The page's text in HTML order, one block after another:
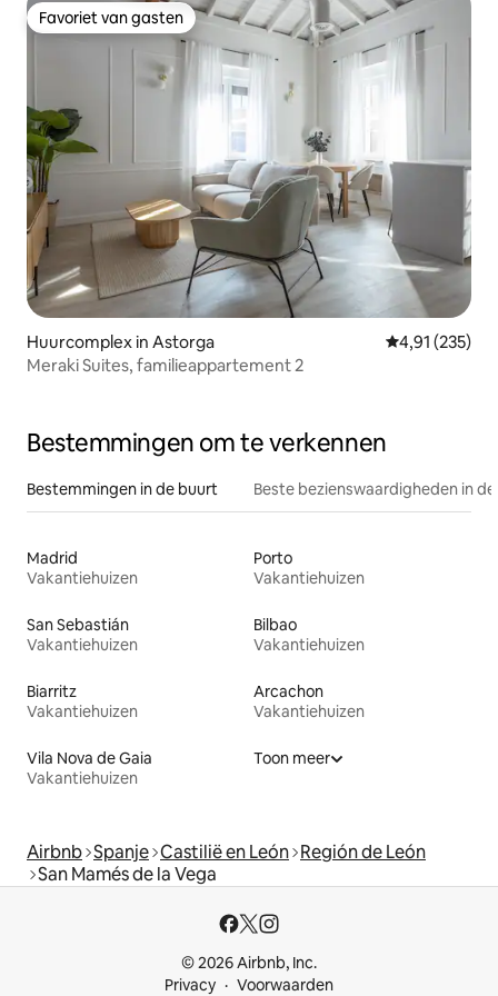
Favoriet van gasten
Favoriet van gasten
Huurcomplex in Astorga Gemiddelde
4,91 (235)
Meraki Suites, familieappartement 2
Bestemmingen om te verkennen
Bestemmingen in de buurt Beste bezienswaardigheden in
Madrid
Vakantiehuizen
Porto
Vakantiehuizen
San Sebastián
Vakantiehuizen
Bilbao
Vakantiehuizen
Biarritz
Vakantiehuizen
Arcachon
Vakantiehuizen
Vila Nova de Gaia
Vakantiehuizen
Toon meer
Airbnb Spanje Castilië en León Región de León
San Mamés de la Vega
© 2026 Airbnb, Inc.
Privacy
Voorwaarden